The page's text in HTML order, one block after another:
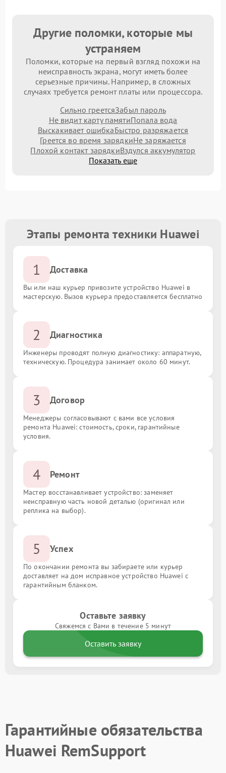
Другие поломки, которые мы
устраняем
Поломки, которые на первый взгляд похожи на
неисправность экрана, могут иметь более
серьезные причины. Например, в сложных
случаях требуется ремонт платы или процессора.
Сильно греетсяЗабыл пароль
Не видит карту памятиПопала вода
Выскакивает ошибкаБыстро разряжается
Греется во время зарядкиНе заряжается
Плохой контакт зарядкиВздулся аккумулятор
Показать еще
Этапы ремонта техники Huawei
1 Доставка
Вы или наш курьер привозите устройство Huawei в
мастерскую. Вызов курьера предоставляется бесплатно
2 Диагностика
Инженеры проводят полную диагностику: аппаратную,
техническую. Процедура занимает около 60 минут.
3 Договор
Менеджеры согласовывают с вами все условия
ремонта Huawei: стоимость, сроки, гарантийные
условия.
4 Ремонт
Мастер восстанавливает устройство: заменяет
неисправную часть новой деталью (оригинал или
реплика на выбор).
5 Успех
По окончании ремонта вы забираете или курьер
доставляет на дом исправное устройство Huawei с
гарантийным бланком.
Оставьте заявку
Свяжемся с Вами в течение 5 минут
Оставить заявку
Гарантийные обязательства
Huawei RemSupport